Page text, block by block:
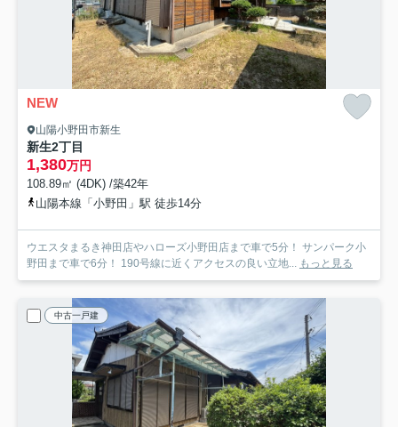
NEW
山陽小野田市新生
新生2丁目
1,380万円
108.89㎡ (4DK) /築42年
山陽本線「小野田」駅 徒歩14分
ウエスタまるき神田店やハローズ小野田店まで車で5分！ サンパーク小
野田まで車で6分！ 190号線に近くアクセスの良い立地...
もっと見る
中古一戸建